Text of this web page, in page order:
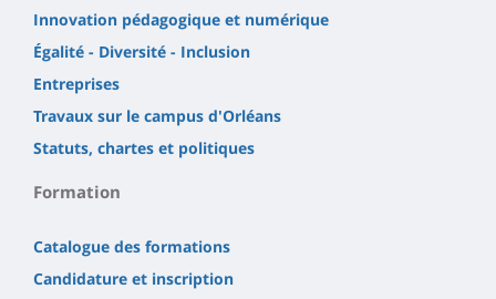
Innovation pédagogique et numérique
Égalité - Diversité - Inclusion
Entreprises
Travaux sur le campus d'Orléans
Statuts, chartes et politiques
Formation
Catalogue des formations
Candidature et inscription